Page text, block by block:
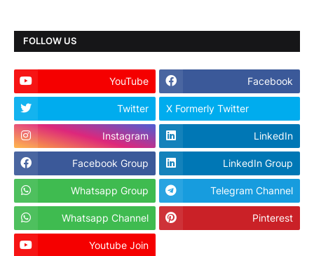
FOLLOW US
YouTube Facebook
Twitter X Formerly Twitter
Instagram LinkedIn
Facebook Group LinkedIn Group
Whatsapp Group Telegram Channel
Whatsapp Channel Pinterest
Youtube Join